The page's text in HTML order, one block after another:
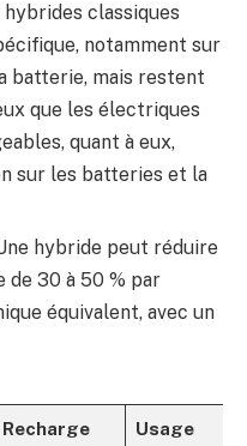
hybrides classiques
notamment sur
batterie, mais restent
que les électriques
quant à eux,
sur les batteries et la
hybride peut réduire
de 30 à 50 % par
équivalent, avec un
Recharge
Usage